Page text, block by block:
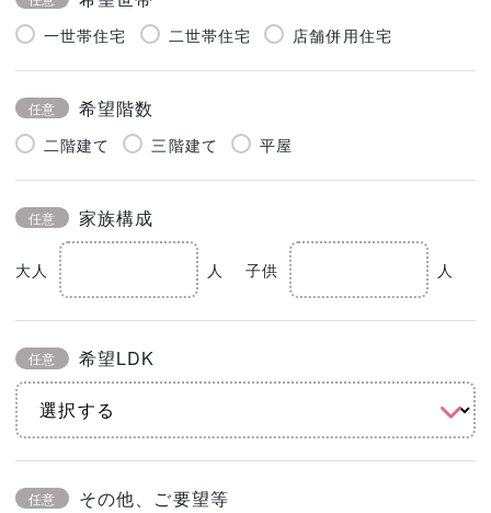
一世帯住宅 二世帯住宅 店舗併用住宅
任意 希望階数
二階建て 三階建て 平屋
任意 家族構成
大人 人 子供 人
任意 希望LDK
任意 その他、ご要望等